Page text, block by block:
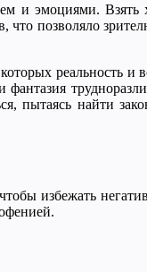
и эмоциями.
позволяло
реальность и
пытаясь найти
избежать